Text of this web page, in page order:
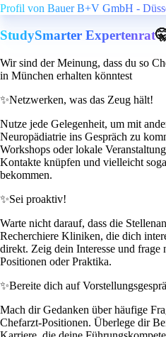
Profil von Bauer B+V GmbH -
StudySmarter Expertenrat
Wir sind der Meinung, dass du so
in München erhalten könntest
✨Netzwerken, was das Zeug hält!
Nutze jede Gelegenheit, um mit
Neuropädiatrie ins Gespräch zu
Workshops oder lokale
Kontakte knüpfen und vielleicht
bekommen.
✨Sei proaktiv!
Warte nicht darauf, dass die
Recherchiere Kliniken, die dich
direkt. Zeig dein Interesse und frage
Positionen oder Praktika.
✨Bereite dich auf
Mach dir Gedanken über häufige
Chefarzt-Positionen. Überlege dir